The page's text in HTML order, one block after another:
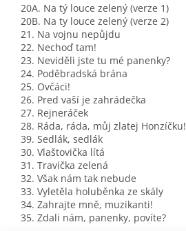
20A. Na tý louce zelený (verze 1)
20B. Na ty louce zelený (verze 2)
21. Na vojnu nepůjdu
22. Nechoď tam!
23. Neviděli jste tu mé panenky?
24. Poděbradská brána
25. Ovčáci!
26. Pred vaší je zahrádečka
27. Rejneráček
28. Ráda, ráda, můj zlatej Honzíčku!
39. Sedlák, sedlák
30. Vlaštovička lítá
31. Travička zelená
32. Však nám tak nebude
33. Vyletěla holuběnka ze skály
34. Zahrajte mně, muzikanti!
35. Zda­li nám, panenky, povíte?